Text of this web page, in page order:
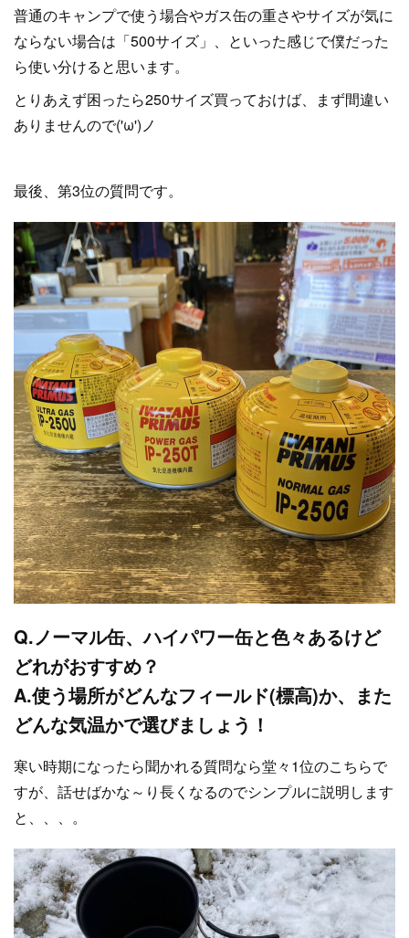
普通のキャンプで使う場合やガス缶の重さやサイズが気に
ならない場合は「500サイズ」、といった感じで僕だった
ら使い分けると思います。
とりあえず困ったら250サイズ買っておけば、まず間違い
ありませんので('ω')ノ
最後、第3位の質問です。
Q.ノーマル缶、ハイパワー缶と色々あるけど
どれがおすすめ？
A.使う場所がどんなフィールド(標高)か、また
どんな気温かで選びましょう！
寒い時期になったら聞かれる質問なら堂々1位のこちらで
すが、話せばかな～り長くなるのでシンプルに説明します
と、、、。